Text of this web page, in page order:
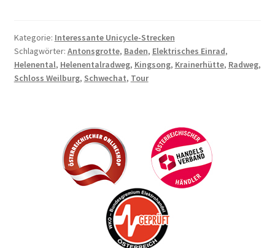
Kategorie: Interessante Unicycle-Strecken
Schlagwörter: Antonsgrotte, Baden, Elektrisches Einrad,
Helenental, Helenentalradweg, Kingsong, Krainerhütte, Radweg,
Schloss Weilburg, Schwechat, Tour